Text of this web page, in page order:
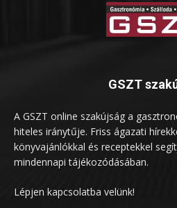
GSZT
A GSZT online szakújság a
hiteles iránytűje. Friss ágazati
könyvajánlókkal és receptekkel
mindennapi tájékozódásában.
Lépjen kapcsolatba velünk!